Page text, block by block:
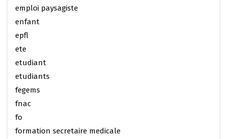
emploi paysagiste
enfant
epfl
ete
etudiant
etudiants
fegems
fnac
fo
formation secretaire medicale